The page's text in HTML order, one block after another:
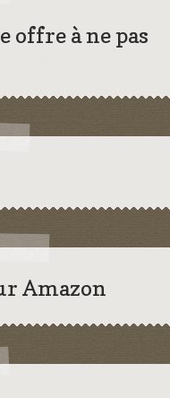
offre à ne pas
Amazon